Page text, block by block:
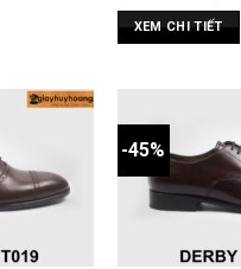
XEM CHI TIẾT
-45%